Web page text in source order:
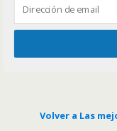
Volver a Las